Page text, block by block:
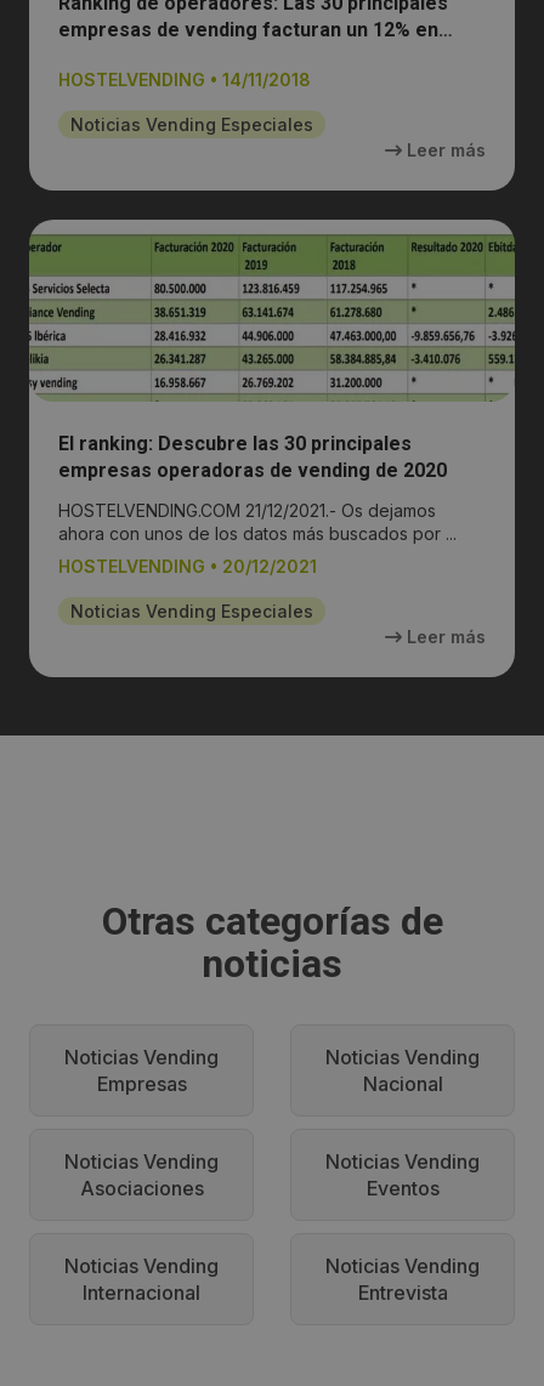
empresas de vending facturan un 12% en
HOSTELVENDING • 14/11/2018
Noticias Vending Especiales
Leer más
El ranking: Descubre las 30 principales
empresas operadoras de vending de 2020
HOSTELVENDING.COM 21/12/2021.- Os dejamos
ahora con unos de los datos más buscados por ...
HOSTELVENDING • 20/12/2021
Noticias Vending Especiales
Leer más
Otras categorías de
noticias
Noticias Vending
Empresas
Noticias Vending
Nacional
Noticias Vending
Asociaciones
Noticias Vending
Eventos
Noticias Vending
Internacional
Noticias Vending
Entrevista